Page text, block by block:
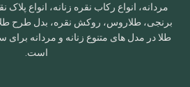
مردانه، انواع رکاب نقره زنانه، انواع
برنجی، طلاروس، روکش نقره، بدل طرح
طلا در مدل های متنوع زنانه و مردانه
است.